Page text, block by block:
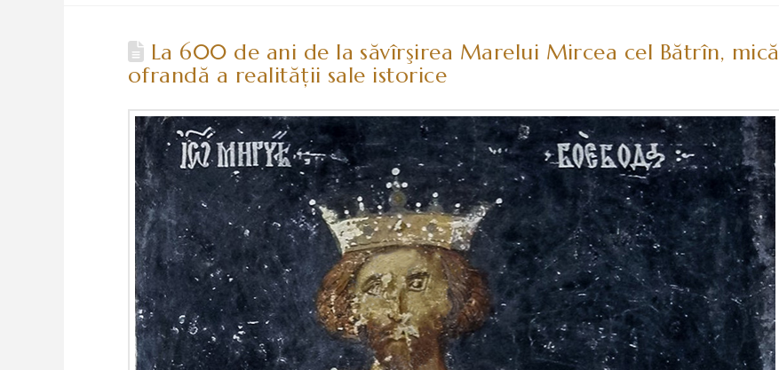
La 600 de ani de la săvîrşirea Marelui Mircea cel Bătrîn, mică
ofrandă a realităţii sale istorice